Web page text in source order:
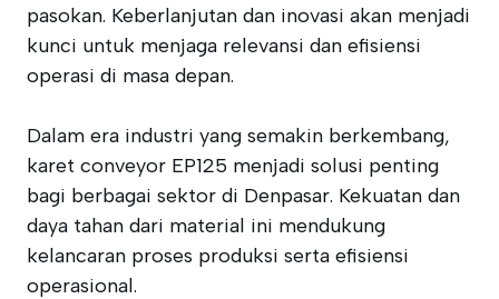
pasokan. Keberlanjutan dan inovasi akan menjadi
kunci untuk menjaga relevansi dan efisiensi
operasi di masa depan.
Dalam era industri yang semakin berkembang,
karet conveyor EP125 menjadi solusi penting
bagi berbagai sektor di Denpasar. Kekuatan dan
daya tahan dari material ini mendukung
kelancaran proses produksi serta efisiensi
operasional.